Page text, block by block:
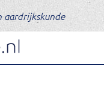
aardrijkskunde